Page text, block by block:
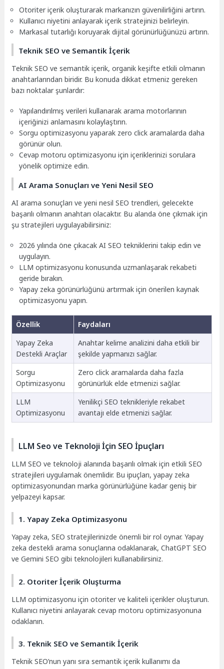
Otoriter içerik oluşturarak markanızın güvenilirliğini artırın.
Kullanıcı niyetini anlayarak içerik stratejinizi belirleyin.
Markasal tutarlığı koruyarak dijital görünürlüğünüzü artırın.
Teknik SEO ve Semantik İçerik
Teknik SEO ve semantik içerik, organik keşifte etkili olmanın
anahtarlarından biridir. Bu konuda dikkat etmeniz gereken
bazı noktalar şunlardır:
Yapılandırılmış verileri kullanarak arama motorlarının
içeriğinizi anlamasını kolaylaştırın.
Sorgu optimizasyonu yaparak zero click aramalarda daha
görünür olun.
Cevap motoru optimizasyonu için içeriklerinizi sorulara
yönelik optimize edin.
AI Arama Sonuçları ve Yeni Nesil SEO
AI arama sonuçları ve yeni nesil SEO trendleri, gelecekte
başarılı olmanın anahtarı olacaktır. Bu alanda öne çıkmak için
şu stratejileri uygulayabilirsiniz:
2026 yılında öne çıkacak AI SEO tekniklerini takip edin ve
uygulayın.
LLM optimizasyonu konusunda uzmanlaşarak rekabeti
geride bırakın.
Yapay zeka görünürlüğünü artırmak için önerilen kaynak
optimizasyonu yapın.
Özellik
Faydaları
Yapay Zeka
Destekli Araçlar
Anahtar kelime analizini daha etkili bir
şekilde yapmanızı sağlar.
Sorgu
Optimizasyonu
Zero click aramalarda daha fazla
görünürlük elde etmenizi sağlar.
LLM
Optimizasyonu
Yenilikçi SEO teknikleriyle rekabet
avantajı elde etmenizi sağlar.
LLM Seo ve Teknoloji İçin SEO İpuçları
LLM SEO ve teknoloji alanında başarılı olmak için etkili SEO
stratejileri uygulamak önemlidir. Bu ipuçları, yapay zeka
optimizasyonundan marka görünürlüğüne kadar geniş bir
yelpazeyi kapsar.
1. Yapay Zeka Optimizasyonu
Yapay zeka, SEO stratejilerinizde önemli bir rol oynar. Yapay
zeka destekli arama sonuçlarına odaklanarak, ChatGPT SEO
ve Gemini SEO gibi teknolojileri kullanabilirsiniz.
2. Otoriter İçerik Oluşturma
LLM optimizasyonu için otoriter ve kaliteli içerikler oluşturun.
Kullanıcı niyetini anlayarak cevap motoru optimizasyonuna
odaklanın.
3. Teknik SEO ve Semantik İçerik
Teknik SEO’nun yanı sıra semantik içerik kullanımı da